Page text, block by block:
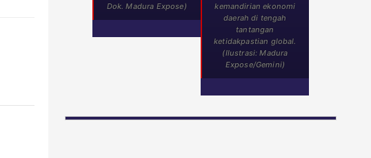
Dok. Madura Expose)
kemandirian ekonomi
daerah di tengah
tantangan
ketidakpastian global.
(Ilustrasi: Madura
Expose/Gemini)